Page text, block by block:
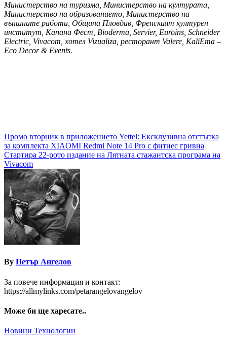
Министерство на туризма, Министерство на културата,
Министерство на образованието, Министерство на
външните работи, Община Пловдив, Френският културен
институт, Капана Фест, Bioderma, Servier, Euroins, Schneider
Electric, Vivacom, хотел Vizualiza, ресторант Valere, KaliEma –
Eco Decor & Events.
Навигация
Промо вторник в приложението Yettel: Ексклузивна отстъпка
за комплекта XIAOMI Redmi Note 14 Pro с фитнес гривна
Стартира 22-рото издание на Лятната стажантска програма на
Vivacom
By Петър Ангелов
За повече информация и контакт:
https://allmylinks.com/petarangelovangelov
Може би ще харесате..
Новини Технологии